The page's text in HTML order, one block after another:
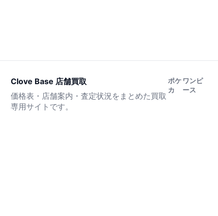
Clove Base 店舗買取
価格表・店舗案内・査定状況をまとめた買取
専用サイトです。
ポケ
カ
ワンピ
ース